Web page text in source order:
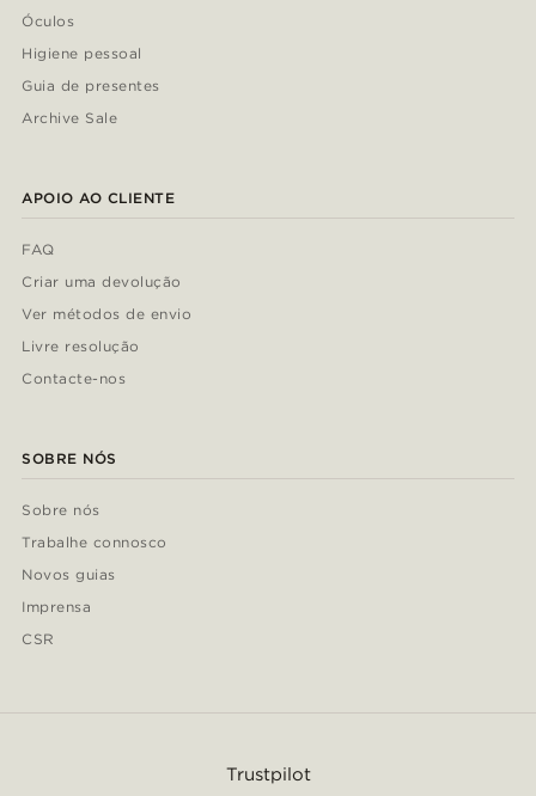
Óculos
Higiene pessoal
Guia de presentes
Archive Sale
APOIO AO CLIENTE
FAQ
Criar uma devolução
Ver métodos de envio
Livre resolução
Contacte-nos
SOBRE NÓS
Sobre nós
Trabalhe connosco
Novos guias
Imprensa
CSR
Trustpilot